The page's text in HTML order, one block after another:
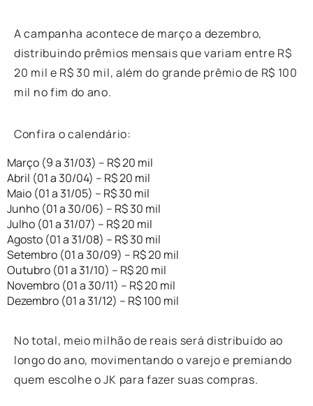
A campanha acontece de março a dezembro,
distribuindo prêmios mensais que variam entre R$
20 mil e R$ 30 mil, além do grande prêmio de R$ 100
mil no fim do ano.
Confira o calendário:
Março (9 a 31/03) – R$ 20 mil
Abril (01 a 30/04) – R$ 20 mil
Maio (01 a 31/05) – R$ 30 mil
Junho (01 a 30/06) – R$ 30 mil
Julho (01 a 31/07) – R$ 20 mil
Agosto (01 a 31/08) – R$ 30 mil
Setembro (01 a 30/09) – R$ 20 mil
Outubro (01 a 31/10) – R$ 20 mil
Novembro (01 a 30/11) – R$ 20 mil
Dezembro (01 a 31/12) – R$ 100 mil
No total, meio milhão de reais será distribuído ao
longo do ano, movimentando o varejo e premiando
quem escolhe o JK para fazer suas compras.